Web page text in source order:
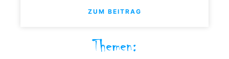
ZUM BEITRAG
Themen: